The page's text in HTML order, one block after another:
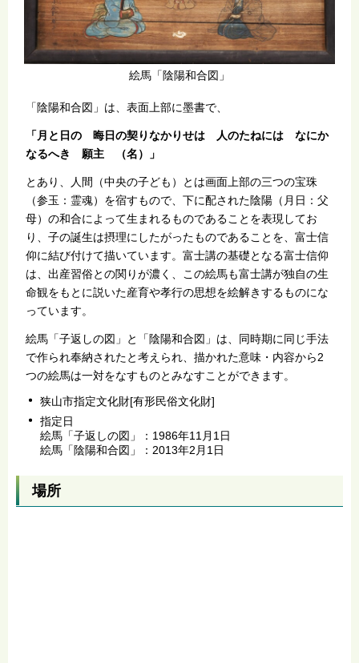
絵馬「陰陽和合図」
「陰陽和合図」は、表面上部に墨書で、
「月と日の 晦日の契りなかりせは 人のたねには なにか
なるへき 願主 （名）」
とあり、人間（中央の子ども）とは画面上部の三つの宝珠
（参玉：霊魂）を宿すもので、下に配された陰陽（月日：父
母）の和合によって生まれるものであることを表現してお
り、子の誕生は摂理にしたがったものであることを、富士信
仰に結び付けて描いています。富士講の基礎となる富士信仰
は、出産習俗との関りが濃く、この絵馬も富士講が独自の生
命観をもとに説いた産育や孝行の思想を絵解きするものにな
っています。
絵馬「子返しの図」と「陰陽和合図」は、同時期に同じ手法
で作られ奉納されたと考えられ、描かれた意味・内容から2
つの絵馬は一対をなすものとみなすことができます。
狭山市指定文化財[有形民俗文化財]
指定日
絵馬「子返しの図」：1986年11月1日
絵馬「陰陽和合図」：2013年2月1日
場所